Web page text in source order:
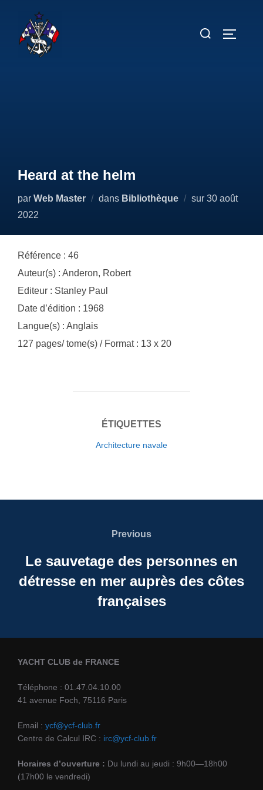
contenu
Rechercher :
Heard at the helm
par Web Master dans Bibliothèque sur Publié
30 août
2022
Référence : 46
Auteur(s) : Anderon, Robert
Editeur : Stanley Paul
Date d’édition : 1968
Langue(s) : Anglais
127 pages/ tome(s) / Format : 13 x 20
ÉTIQUETTES
Architecture navale
Previous
Previous
Le sauvetage des personnes en
détresse en mer auprès des côtes
françaises
YACHT CLUB de FRANCE
Téléphone : 01.47.04.10.00
41 avenue Foch, 75116 Paris
Email : ycf@ycf-club.fr
Centre de Calcul IRC : irc@ycf-club.fr
Horaires d’ouverture : Du lundi au jeudi : 9h00—18h00
(17h00 le vendredi)